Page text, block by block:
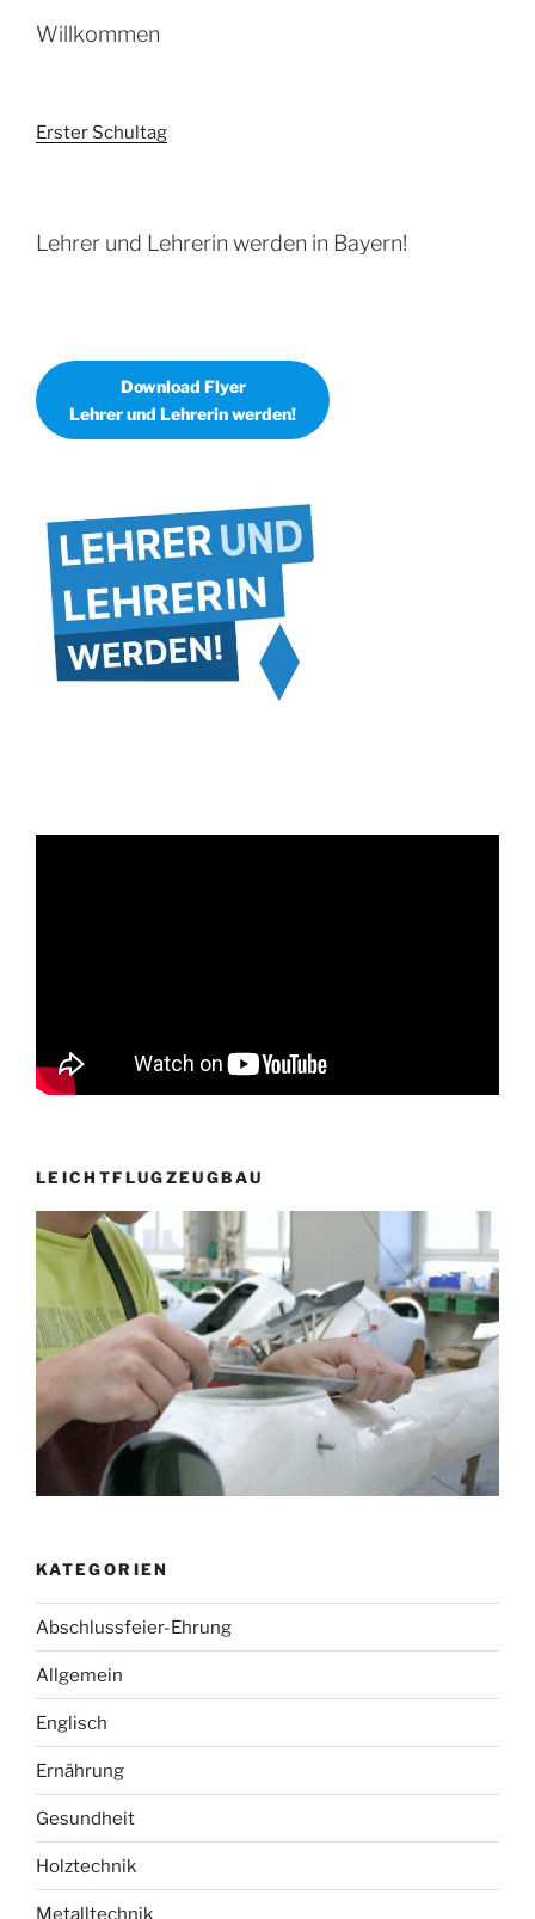
Willkommen
Erster Schultag
Lehrer und Lehrerin werden in Bayern!
Download Flyer
Lehrer und Lehrerin werden!
LEICHTFLUGZEUGBAU
KATEGORIEN
Abschlussfeier-Ehrung
Allgemein
Englisch
Ernährung
Gesundheit
Holztechnik
Metalltechnik